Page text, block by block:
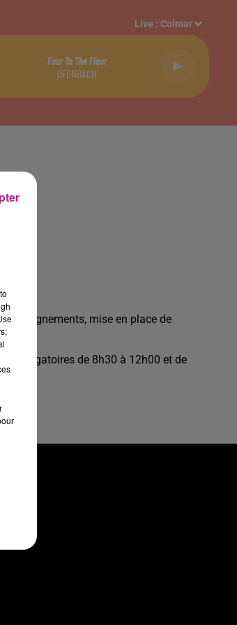
Live :Colmar
Four To The Floor
OFENBACH
mise en place de
obligatoires de 8h30 à 12h00 et de